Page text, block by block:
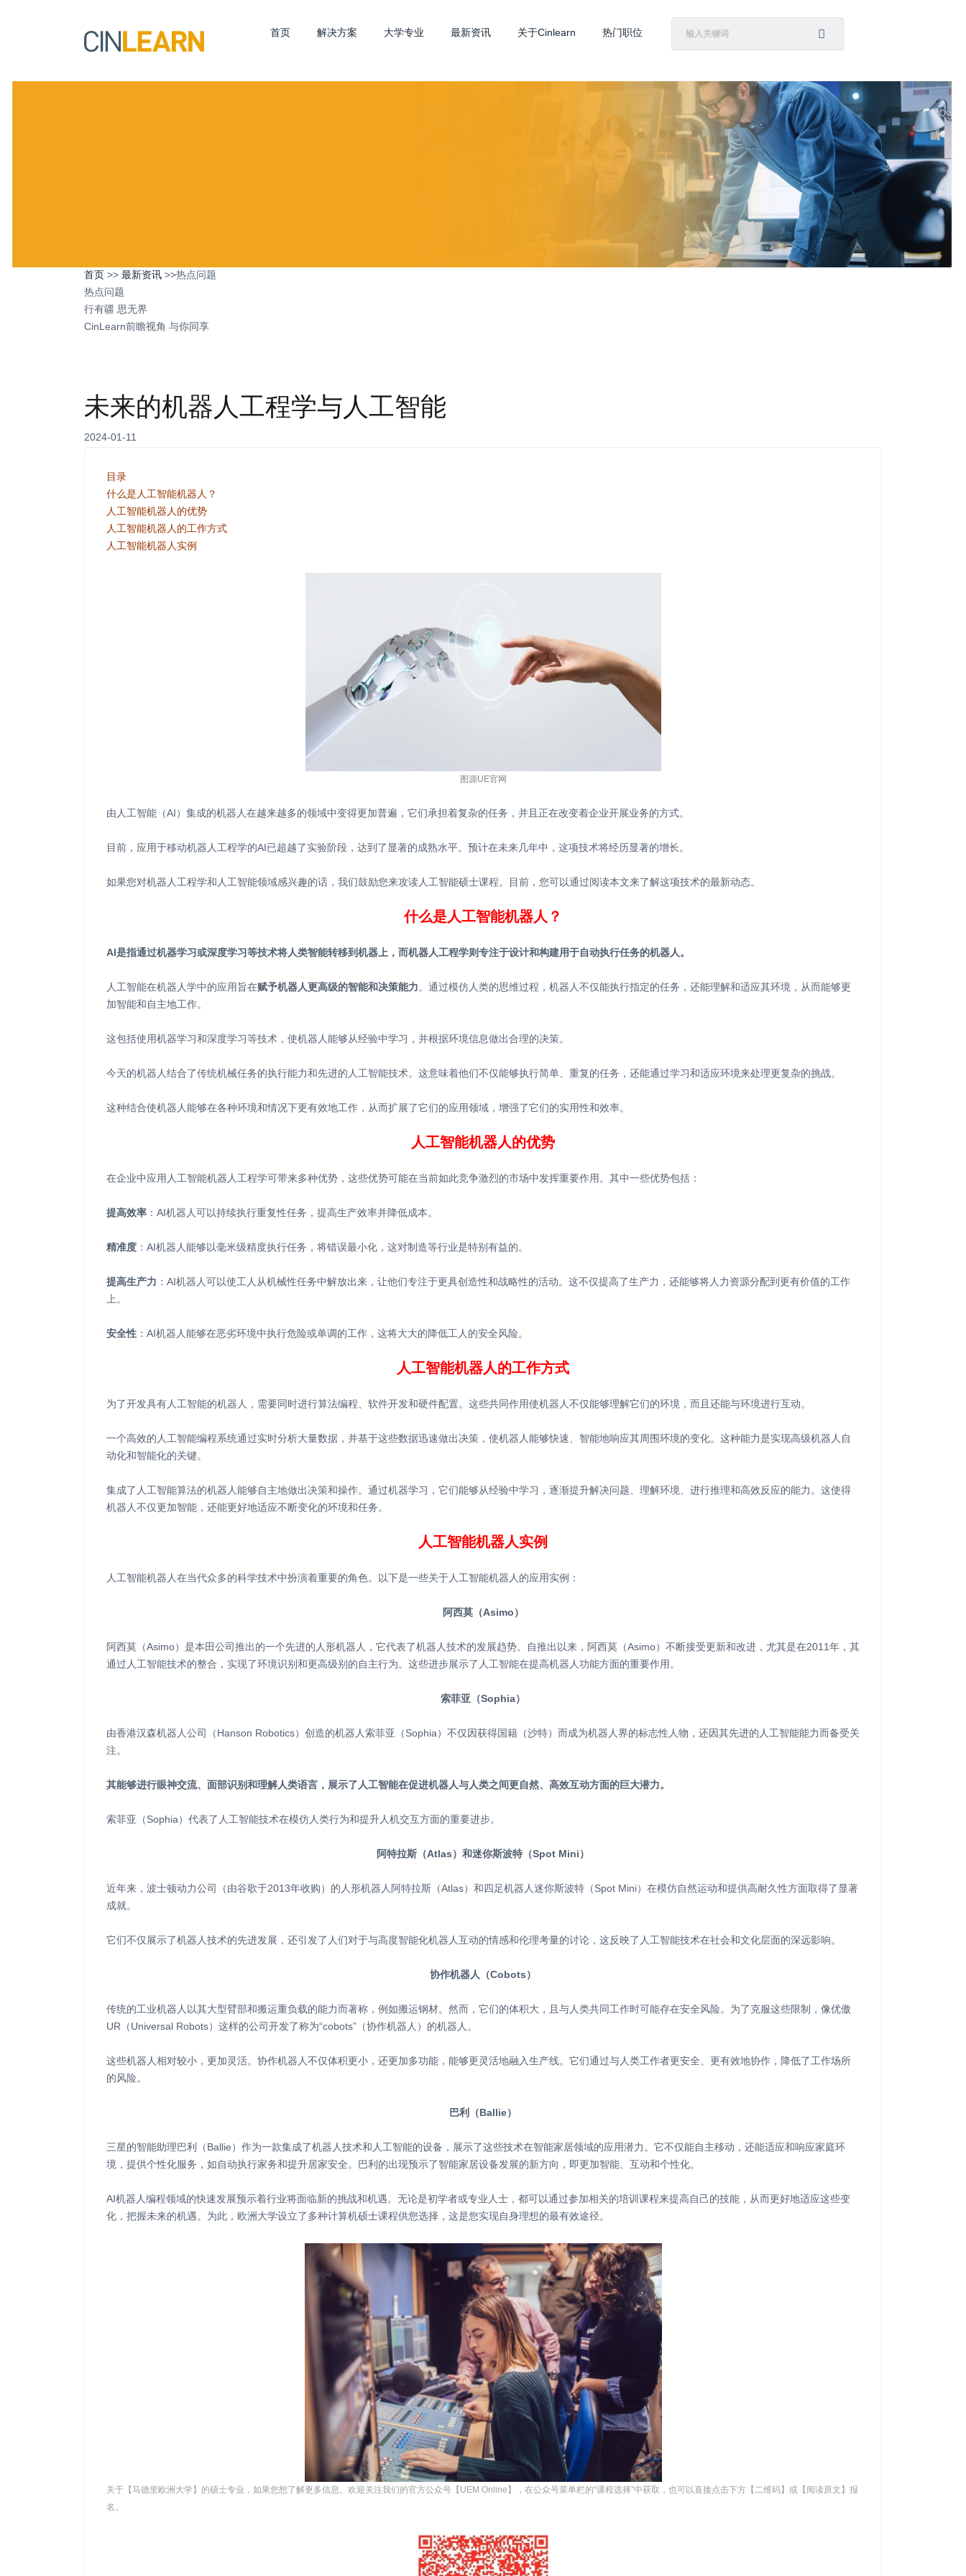
首页 解决方案 大学专业 最新资讯 关于Cinlearn 热门职位
首页 >> 最新资讯 >>热点问题
热点问题
行有疆 思无界
CinLearn前瞻视角 与你同享
未来的机器人工程学与人工智能
2024-01-11
目录
什么是人工智能机器人？
人工智能机器人的优势
人工智能机器人的工作方式
人工智能机器人实例
图源UE官网
由人工智能（AI）集成的机器人在越来越多的领域中变得更加普遍，它们承担着复杂的任务，并且正在改变着企业开展业务的方式。
目前，应用于移动机器人工程学的AI已超越了实验阶段，达到了显著的成熟水平。预计在未来几年中，这项技术将经历显著的增长。
如果您对机器人工程学和人工智能领域感兴趣的话，我们鼓励您来攻读人工智能硕士课程。目前，您可以通过阅读本文来了解这项技术的最新动态。
什么是人工智能机器人？
AI是指通过机器学习或深度学习等技术将人类智能转移到机器上，而机器人工程学则专注于设计和构建用于自动执行任务的机器人。
人工智能在机器人学中的应用旨在赋予机器人更高级的智能和决策能力。通过模仿人类的思维过程，机器人不仅能执行指定的任务，还能理解和适应其环境，从而能够更
加智能和自主地工作。
这包括使用机器学习和深度学习等技术，使机器人能够从经验中学习，并根据环境信息做出合理的决策。
今天的机器人结合了传统机械任务的执行能力和先进的人工智能技术。这意味着他们不仅能够执行简单、重复的任务，还能通过学习和适应环境来处理更复杂的挑战。
这种结合使机器人能够在各种环境和情况下更有效地工作，从而扩展了它们的应用领域，增强了它们的实用性和效率。
人工智能机器人的优势
在企业中应用人工智能机器人工程学可带来多种优势，这些优势可能在当前如此竞争激烈的市场中发挥重要作用。其中一些优势包括：
提高效率 ：AI机器人可以持续执行重复性任务，提高生产效率并降低成本。
精准度 ：AI机器人能够以毫米级精度执行任务，将错误最小化，这对制造等行业是特别有益的。
提高生产力 ：AI机器人可以使工人从机械性任务中解放出来，让他们专注于更具创造性和战略性的活动。这不仅提高了生产力，还能够将人力资源分配到更有价值的工作
上。
安全性 ：AI机器人能够在恶劣环境中执行危险或单调的工作，这将大大的降低工人的安全风险。
人工智能机器人的工作方式
为了开发具有人工智能的机器人，需要同时进行算法编程、软件开发和硬件配置。这些共同作用使机器人不仅能够理解它们的环境，而且还能与环境进行互动。
一个高效的人工智能编程系统通过实时分析大量数据，并基于这些数据迅速做出决策，使机器人能够快速、智能地响应其周围环境的变化。这种能力是实现高级机器人自
动化和智能化的关键。
集成了人工智能算法的机器人能够自主地做出决策和操作。通过机器学习，它们能够从经验中学习，逐渐提升解决问题、理解环境、进行推理和高效反应的能力。这使得
机器人不仅更加智能，还能更好地适应不断变化的环境和任务。
人工智能机器人实例
人工智能机器人在当代众多的科学技术中扮演着重要的角色。以下是一些关于人工智能机器人的应用实例：
阿西莫（Asimo）
阿西莫（Asimo）是本田公司推出的一个先进的人形机器人，它代表了机器人技术的发展趋势。自推出以来，阿西莫（Asimo）不断接受更新和改进，尤其是在2011年，其
通过人工智能技术的整合，实现了环境识别和更高级别的自主行为。这些进步展示了人工智能在提高机器人功能方面的重要作用。
索菲亚（Sophia）
由香港汉森机器人公司（Hanson Robotics）创造的机器人索菲亚（Sophia）不仅因获得国籍（沙特）而成为机器人界的标志性人物，还因其先进的人工智能能力而备受关
注。
其能够进行眼神交流、面部识别和理解人类语言，展示了人工智能在促进机器人与人类之间更自然、高效互动方面的巨大潜力。
索菲亚（Sophia）代表了人工智能技术在模仿人类行为和提升人机交互方面的重要进步。
阿特拉斯（Atlas）和迷你斯波特（Spot Mini）
近年来，波士顿动力公司（由谷歌于2013年收购）的人形机器人阿特拉斯（Atlas）和四足机器人迷你斯波特（Spot Mini）在模仿自然运动和提供高耐久性方面取得了显著
成就。
它们不仅展示了机器人技术的先进发展，还引发了人们对于与高度智能化机器人互动的情感和伦理考量的讨论，这反映了人工智能技术在社会和文化层面的深远影响。
协作机器人（Cobots）
传统的工业机器人以其大型臂部和搬运重负载的能力而著称，例如搬运钢材。然而，它们的体积大，且与人类共同工作时可能存在安全风险。为了克服这些限制，像优傲
UR（Universal Robots）这样的公司开发了称为“cobots”（协作机器人）的机器人。
这些机器人相对较小，更加灵活。协作机器人不仅体积更小，还更加多功能，能够更灵活地融入生产线。它们通过与人类工作者更安全、更有效地协作，降低了工作场所
的风险。
巴利（Ballie）
三星的智能助理巴利（Ballie）作为一款集成了机器人技术和人工智能的设备，展示了这些技术在智能家居领域的应用潜力。它不仅能自主移动，还能适应和响应家庭环
境，提供个性化服务，如自动执行家务和提升居家安全。巴利的出现预示了智能家居设备发展的新方向，即更加智能、互动和个性化。
AI机器人编程领域的快速发展预示着行业将面临新的挑战和机遇。无论是初学者或专业人士，都可以通过参加相关的培训课程来提高自己的技能，从而更好地适应这些变
化，把握未来的机遇。为此，欧洲大学设立了多种计算机硕士课程供您选择，这是您实现自身理想的最有效途径。
关于【马德里欧洲大学】的硕士专业，如果您想了解更多信息。欢迎关注我们的官方公众号【UEM Online】，在公众号菜单栏的“课程选择”中获取，也可以直接点击下方【二维码】或【阅读原文】报
名。